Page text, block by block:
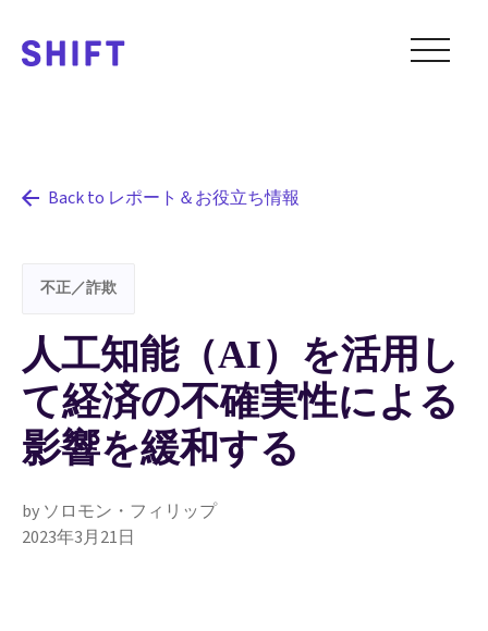
Back to レポート＆お役立ち情報
不正／詐欺
人工知能（AI）を活用し
て経済の不確実性による
影響を緩和する
by ソロモン・フィリップ
2023年3月21日